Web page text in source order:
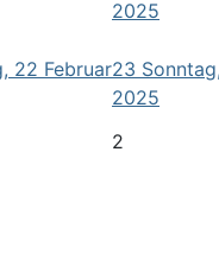
2025
22 Februar23
2025
2